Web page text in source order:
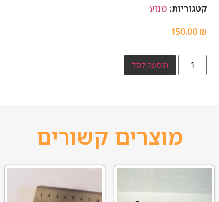
קטגוריות: מנוע
150.00 ₪
הוספה לסל
מוצרים קשורים